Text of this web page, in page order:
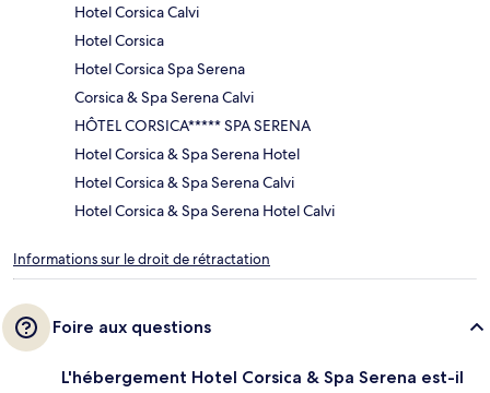
Hotel Corsica Calvi
Hotel Corsica
Hotel Corsica Spa Serena
Corsica & Spa Serena Calvi
HÔTEL CORSICA***** SPA SERENA
Hotel Corsica & Spa Serena Hotel
Hotel Corsica & Spa Serena Calvi
Hotel Corsica & Spa Serena Hotel Calvi
Informations sur le droit de rétractation
Foire aux questions
L'hébergement Hotel Corsica & Spa Serena est-il